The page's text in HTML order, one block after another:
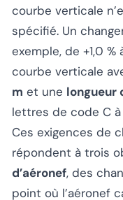
courbe verticale
spécifié. Un
exemple, de +1,0
courbe verticale
m et une longueur
lettres de code C à
Ces exigences de
répondent à trois
d’aéronef, des
point où l’aéronef